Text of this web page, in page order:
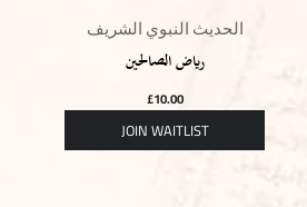
الحديث النبوي الشريف
رياض الصالحين
£10.00